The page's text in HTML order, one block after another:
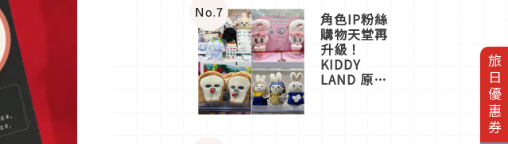
旅日優惠券
一同給出了
答案
No.7 角色IP粉絲
購物天堂再
升級！
KIDDY
LAND 原宿